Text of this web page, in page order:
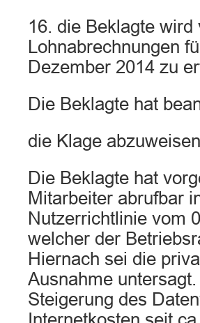
16. die Beklagte
Lohnabrechnungen
Dezember 2014 zu
Die Beklagte hat
die Klage
Die Beklagte hat
Mitarbeiter abrufbar
Nutzerrichtlinie vom
welcher der
Hiernach sei die
Ausnahme
Steigerung des